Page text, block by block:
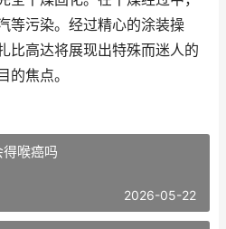
等污染。经过精心的涂装操
比高达将展现出特殊而迷人的
的焦点。
喉癌吗
2026-05-22